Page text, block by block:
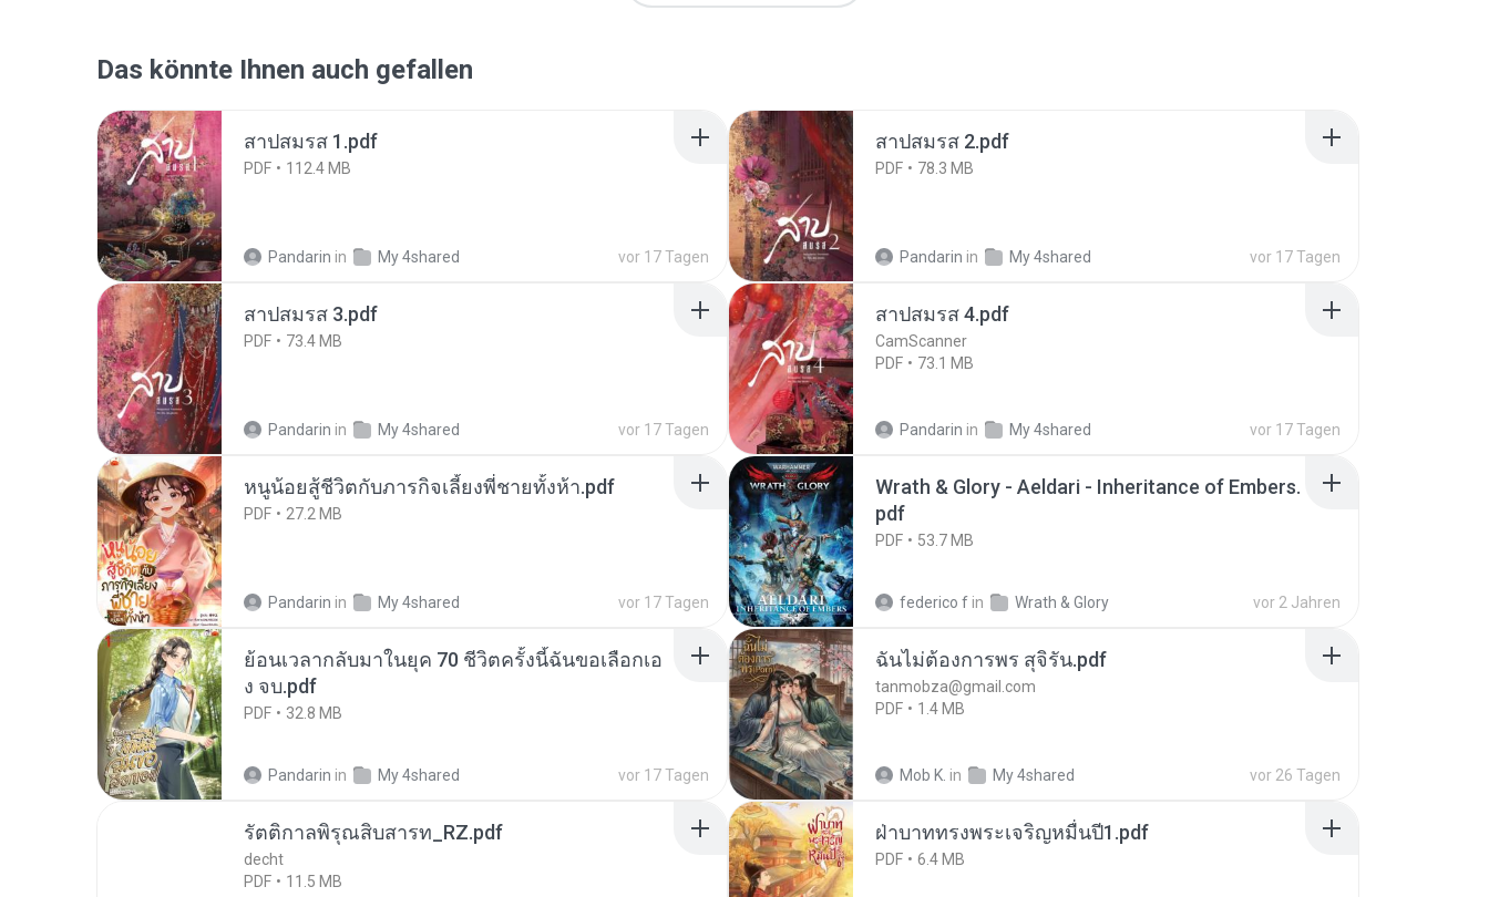
Das könnte Ihnen auch gefallen
สาปสมรส 1.pdf
PDF 112.4 MB
Pandarin in My 4shared vor 17 Tagen
สาปสมรส 2.pdf
PDF 78.3 MB
Pandarin in My 4shared vor 17 Tagen
สาปสมรส 3.pdf
PDF 73.4 MB
Pandarin in My 4shared vor 17 Tagen
สาปสมรส 4.pdf
CamScanner
PDF
73.1 MB
Pandarin in My 4shared vor 17 Tagen
หนูน้อยสู้ชีวิตกับภารกิจเลี้ยงพี่ชายทั้งห้า.pdf
PDF 27.2 MB
Pandarin in My 4shared vor 17 Tagen
Wrath & Glory - Aeldari - Inheritance of Embers.
pdf
PDF 53.7 MB
federico f in Wrath & Glory vor 2 Jahren
ย้อนเวลากลับมาในยุค 70 ชีวิตครั้งนี้ฉันขอเลือกเอ
ง จบ.pdf
PDF 32.8 MB
Pandarin in My 4shared vor 17 Tagen
ฉันไม่ต้องการพร สุจิรัน.pdf
tanmobza@gmail.com
PDF
1.4 MB
Mob K. in My 4shared vor 26 Tagen
รัตติกาลพิรุณสิบสารท_RZ.pdf
decht
PDF
11.5 MB
ฝ่าบาททรงพระเจริญหมื่นปี1.pdf
PDF 6.4 MB